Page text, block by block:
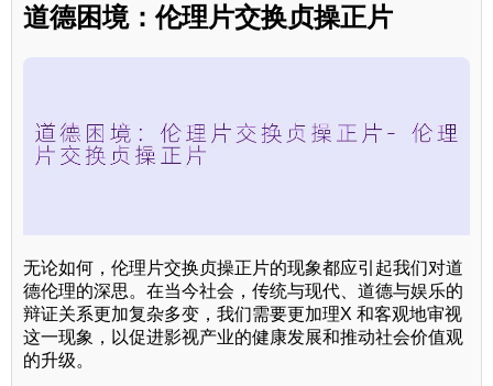
道德困境：伦理片交换贞操正片
无论如何，伦理片交换贞操正片的现象都应引起我们对道
德伦理的深思。在当今社会，传统与现代、道德与娱乐的
辩证关系更加复杂多变，我们需要更加理X 和客观地审视
这一现象，以促进影视产业的健康发展和推动社会价值观
的升级。